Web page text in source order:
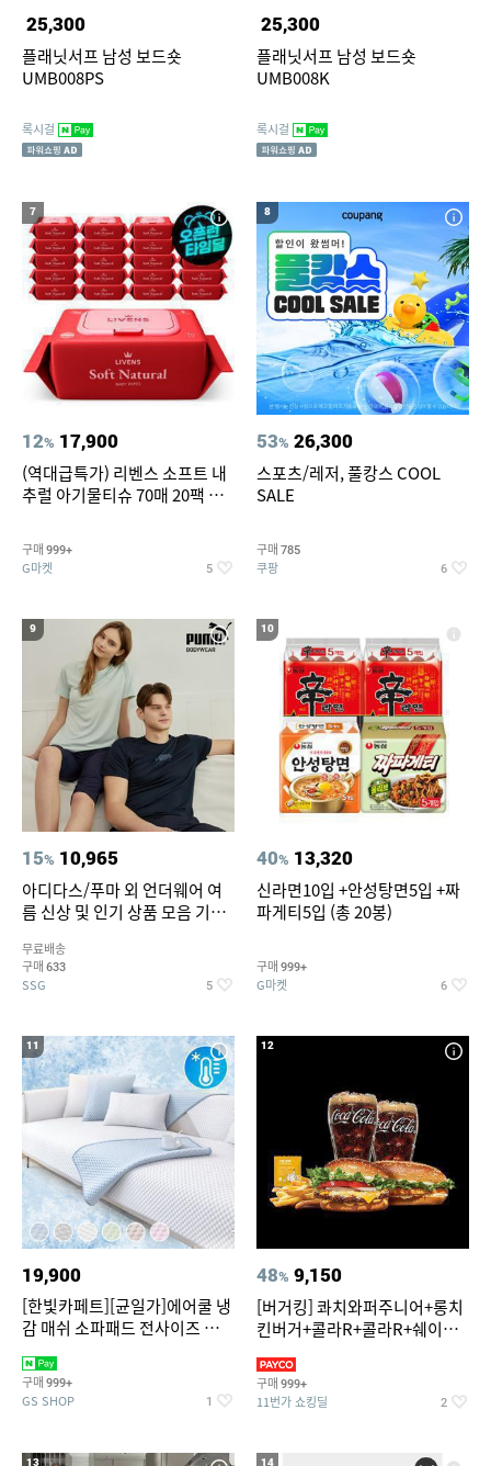
25,300
플래닛서프 남성 보드숏
UMB008PS
록시걸
25,300
플래닛서프 남성 보드숏
UMB008K
록시걸
7
12% 17,900
(역대급특가) 리벤스 소프트 내
추럴 아기물티슈 70매 20팩 캡
구매 999+
G마켓 5
8
53% 26,300
스포츠/레저, 풀캉스 COOL
SALE
구매 785
쿠팡 6
9
15% 10,965
아디다스/푸마 외 언더웨어 여
름 신상 및 인기 상품 모음 기획
무료배송
구매 633
SSG 5
10
40% 13,320
신라면10입 +안성탕면5입 +짜
파게티5입 (총 20봉)
구매 999+
G마켓 6
11
19,900
[한빛카페트][균일가]에어쿨 냉
감 매쉬 소파패드 전사이즈 균일
구매 999+
GS SHOP 1
12
48% 9,150
[버거킹] 콰치와퍼주니어+롱치
킨버거+콜라R+콜라R+쉐이킹
구매 999+
11번가 쇼킹딜 2
13 14